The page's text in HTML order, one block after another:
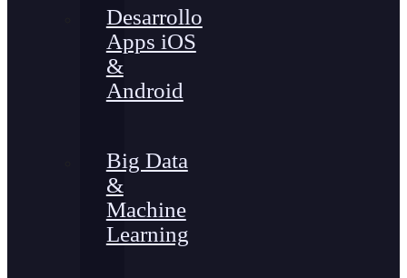
Desarrollo
Apps iOS
&
Android
Big Data
&
Machine
Learning